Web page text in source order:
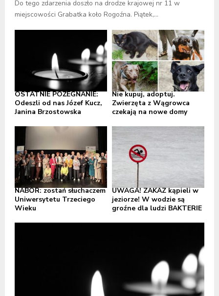
Do tego zdarzenia doszło na drodze krajowej nr 11 w
miejscowości Grabatka koło Rogoźna. Piątek,...
OSTATNIE POŻEGNANIE:
Odeszli od nas Józef Kucz,
Janina Brzostowska
Nie kupuj, adoptuj.
Zwierzęta z Wągrowca
czekają na nowe domy
NABÓR: zostań słuchaczem
Uniwersytetu Trzeciego
Wieku
UWAGA! ZAKAZ kąpieli w
jeziorze! W wodzie są
groźne dla ludzi BAKTERIE